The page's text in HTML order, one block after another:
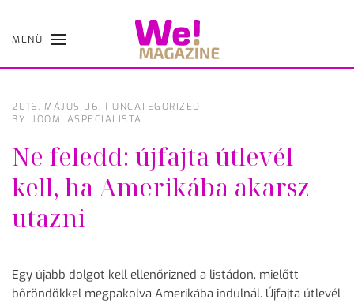
Skip
MENÜ
2016. MÁJUS 06. | UNCATEGORIZED
BY: JOOMLASPECIALISTA
Ne feledd: újfajta útlevél
kell, ha Amerikába akarsz
utazni
Egy újabb dolgot kell ellenőrizned a listádon, mielőtt
bőröndökkel megpakolva Amerikába indulnál. Újfajta útlevél